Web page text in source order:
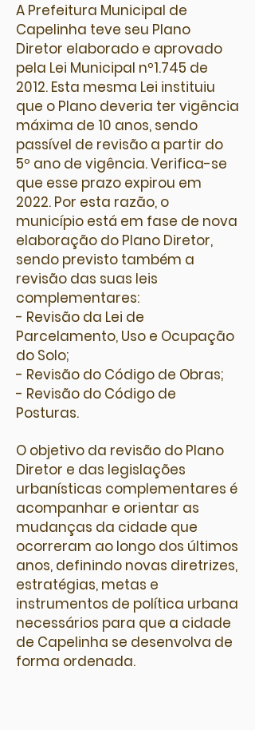
​​A Prefeitura Municipal de
Capelinha teve seu Plano
Diretor elaborado e aprovado
pela Lei Municipal nº1.745 de
2012. Esta mesma Lei instituiu
que o Plano deveria ter vigência
máxima de 10 anos, sendo
passível de revisão a partir do
5º ano de vigência. Verifica-se
que esse prazo expirou em
2022. Por esta razão, o
município está em fase de nova
elaboração do Plano Diretor,
sendo previsto também a
revisão das suas leis
complementares:
- Revisão da Lei de
Parcelamento, Uso e Ocupação
do Solo;
- Revisão do Código de Obras;
- Revisão do Código de
Posturas.
O objetivo da revisão do Plano
Diretor e das legislações
urbanísticas complementares é
acompanhar e orientar as
mudanças da cidade que
ocorreram ao longo dos últimos
anos, definindo novas diretrizes,
estratégias, metas e
instrumentos de política urbana
necessários para que a cidade
de Capelinha se desenvolva de
forma ordenada.